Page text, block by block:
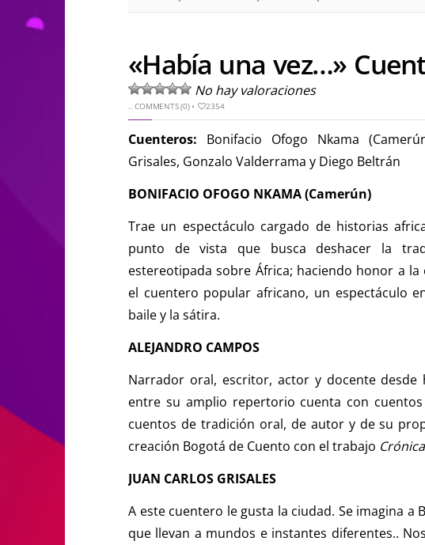
«Había una vez…»
No hay valoraciones
..COMMENTS (0)• 2354
Cuenteros: Bonifacio Ofogo Nkama
Grisales, Gonzalo Valderrama y Diego Beltrán
BONIFACIO OFOGO NKAMA (Camerún)
Trae un espectáculo cargado de historias
punto de vista que busca deshacer la
estereotipada sobre África; haciendo honor a
el cuentero popular africano, un espectáculo
baile y la sátira.
ALEJANDRO CAMPOS
Narrador oral, escritor, actor y docente desde
entre su amplio repertorio cuenta con
cuentos de tradición oral, de autor y de su
creación Bogotá de Cuento con el trabajo
JUAN CARLOS GRISALES
A este cuentero le gusta la ciudad. Se imagina
que llevan a mundos e instantes diferentes..